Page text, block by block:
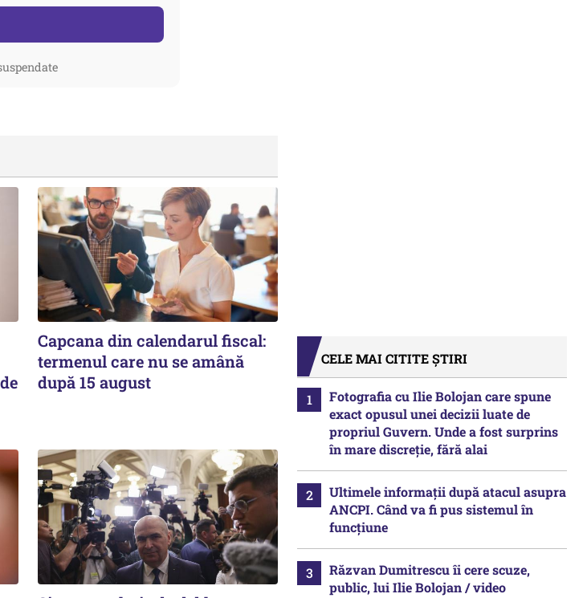
Capcana din calendarul fiscal:
termenul care nu se amână
după 15 august
CELE MAI CITITE ȘTIRI
Fotografia cu Ilie Bolojan care spune
exact opusul unei decizii luate de
propriul Guvern. Unde a fost surprins
în mare discreție, fără alai
Ultimele informații după atacul asupra
ANCPI. Când va fi pus sistemul în
funcțiune
Răzvan Dumitrescu îi cere scuze,
public, lui Ilie Bolojan / video